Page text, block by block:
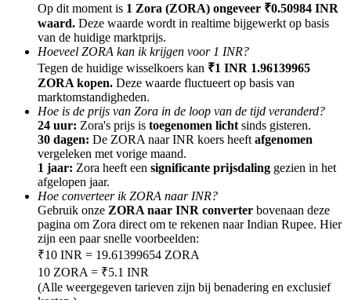
Nodig een vriend uit om contante beloningen te ontvangen
BTC Welcome Rewards
BTC Welcome Rewards
Deposit & Trade BTC to Share 25000 USDT prize pool!
Op dit moment is 1 Zora (ZORA) ongeveer ₹0.50984 INR
waard. Deze waarde wordt in realtime bijgewerkt op basis
van de huidige marktprijs.
Hoeveel ZORA kan ik krijgen voor 1 INR?
Tegen de huidige wisselkoers kan ₹1 INR 1.96139965
ZORA kopen. Deze waarde fluctueert op basis van
marktomstandigheden.
Hoe is de prijs van Zora in de loop van de tijd veranderd?
24 uur: Zora's prijs is toegenomen licht sinds gisteren.
30 dagen: De ZORA naar INR koers heeft afgenomen
vergeleken met vorige maand.
1 jaar: Zora heeft een significante prijsdaling gezien in het
afgelopen jaar.
Hoe converteer ik ZORA naar INR?
Gebruik onze ZORA naar INR converter bovenaan deze
pagina om Zora direct om te rekenen naar Indian Rupee. Hier
zijn een paar snelle voorbeelden:
₹10 INR = 19.61399654 ZORA
10 ZORA = ₹5.1 INR
(Alle weergegeven tarieven zijn bij benadering en exclusief